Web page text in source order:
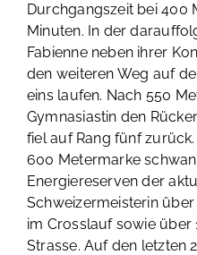
Durchgangszeit bei 400
Minuten. In der
Fabienne neben ihrer
den weiteren Weg auf
eins laufen. Nach 550
Gymnasiastin den
fiel auf Rang fünf
600 Metermarke
Energiereserven der
Schweizermeisterin
im Crosslauf sowie über
Strasse. Auf den letzten